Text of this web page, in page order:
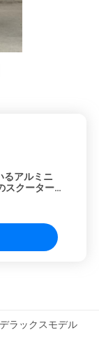
るアルミニ
スクーター
ラックスモデル